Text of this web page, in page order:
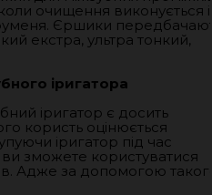
очищення виконується і
Єршики
екстра, ультра тонкий,
іригатора
іригатор є досить
користь оцінюється
іригатор під час
зможете користуватися
Адже за допомогою